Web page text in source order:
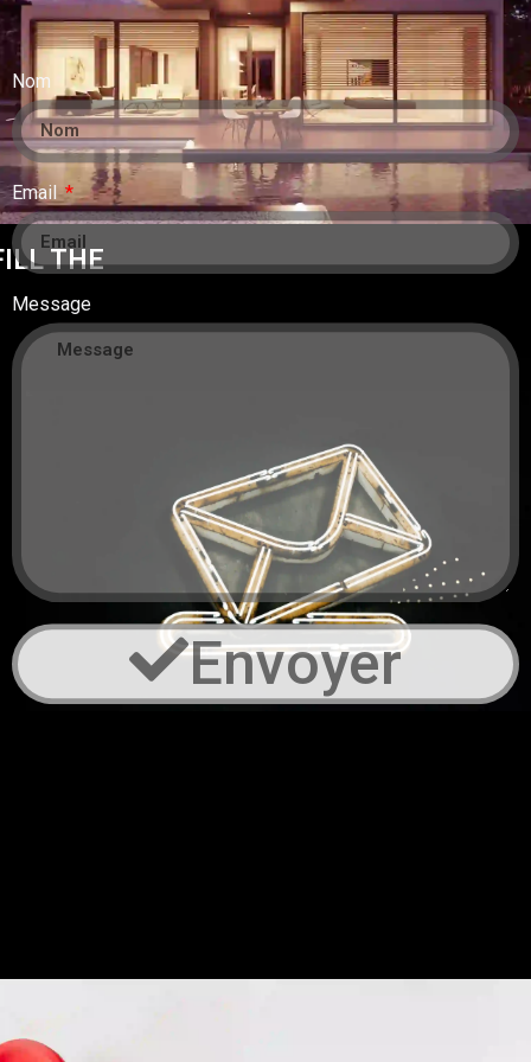
THE
Nom
Email
Message
Envoyer